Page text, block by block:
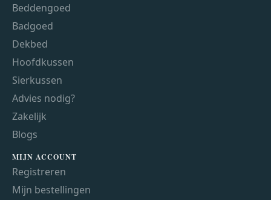
Beddengoed
Badgoed
Dekbed
Hoofdkussen
Sierkussen
Advies nodig?
Zakelijk
Blogs
MIJN ACCOUNT
Registreren
Mijn bestellingen